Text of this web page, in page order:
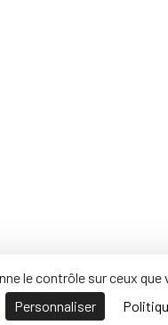
le contrôle sur ceux
Personnaliser